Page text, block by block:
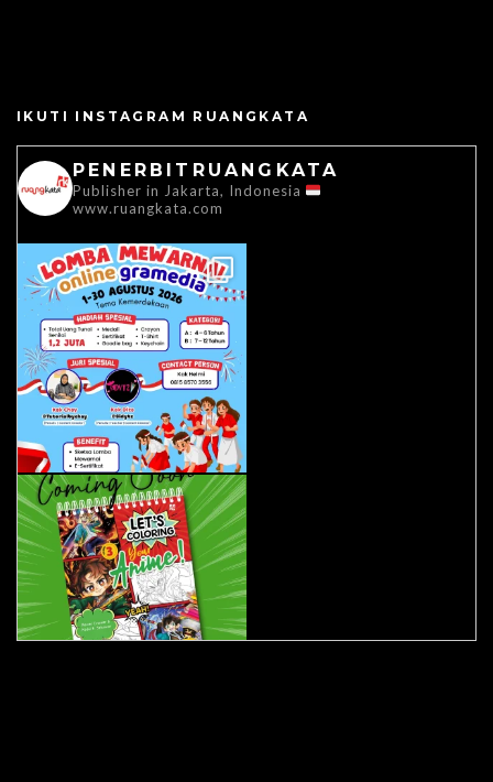
IKUTI INSTAGRAM RUANGKATA
PENERBITRUANGKATA
Publisher in Jakarta, Indonesia
www.ruangkata.com